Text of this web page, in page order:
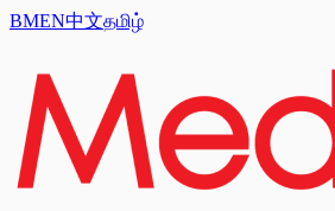
BMEN中文தமிழ்